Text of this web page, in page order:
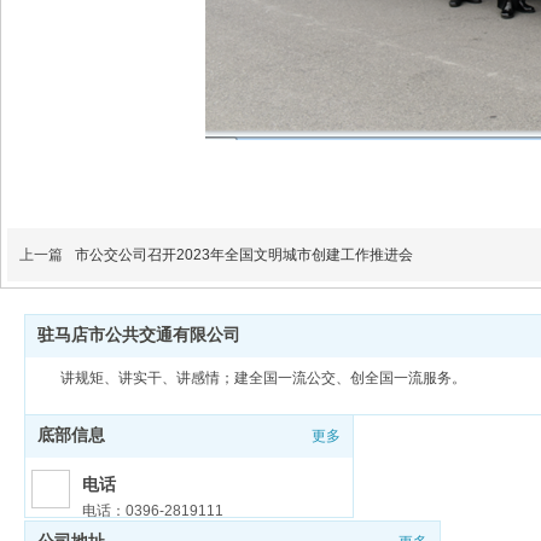
上一篇 市公交公司召开2023年全国文明城市创建工作推进会
驻马店市公共交通有限公司
讲规矩、讲实干、讲感情；建全国一流公交、创全国一流服务。
底部信息 更多
电话
电话：0396-2819111